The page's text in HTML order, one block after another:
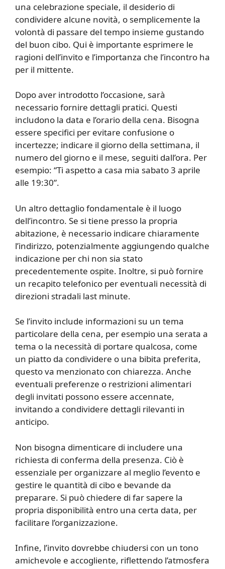
una celebrazione speciale, il desiderio di
condividere alcune novità, o semplicemente la
volontà di passare del tempo insieme gustando
del buon cibo. Qui è importante esprimere le
ragioni dell’invito e l’importanza che l’incontro ha
per il mittente.
Dopo aver introdotto l’occasione, sarà
necessario fornire dettagli pratici. Questi
includono la data e l’orario della cena. Bisogna
essere specifici per evitare confusione o
incertezze; indicare il giorno della settimana, il
numero del giorno e il mese, seguiti dall’ora. Per
esempio: “Ti aspetto a casa mia sabato 3 aprile
alle 19:30”.
Un altro dettaglio fondamentale è il luogo
dell’incontro. Se si tiene presso la propria
abitazione, è necessario indicare chiaramente
l’indirizzo, potenzialmente aggiungendo qualche
indicazione per chi non sia stato
precedentemente ospite. Inoltre, si può fornire
un recapito telefonico per eventuali necessità di
direzioni stradali last minute.
Se l’invito include informazioni su un tema
particolare della cena, per esempio una serata a
tema o la necessità di portare qualcosa, come
un piatto da condividere o una bibita preferita,
questo va menzionato con chiarezza. Anche
eventuali preferenze o restrizioni alimentari
degli invitati possono essere accennate,
invitando a condividere dettagli rilevanti in
anticipo.
Non bisogna dimenticare di includere una
richiesta di conferma della presenza. Ciò è
essenziale per organizzare al meglio l’evento e
gestire le quantità di cibo e bevande da
preparare. Si può chiedere di far sapere la
propria disponibilità entro una certa data, per
facilitare l’organizzazione.
Infine, l’invito dovrebbe chiudersi con un tono
amichevole e accogliente, riflettendo l’atmosfera